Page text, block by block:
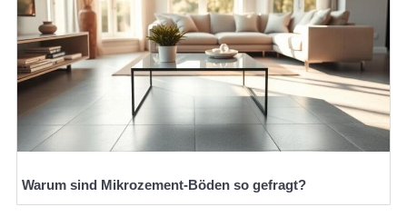
Warum sind Mikrozement-Böden so gefragt?